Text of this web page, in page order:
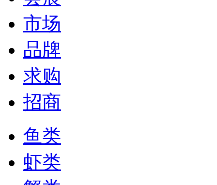
市场
品牌
求购
招商
鱼类
虾类